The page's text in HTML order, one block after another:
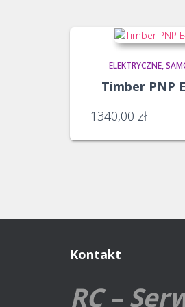
ELEKTRYCZNE
Timber PNP
1340,00 zł
Kontakt
RC –